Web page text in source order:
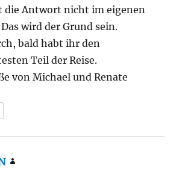
die Antwort nicht im eigenen
wird der Grund sein.
bald habt ihr den
Teil der Reise.
von Michael und Renate